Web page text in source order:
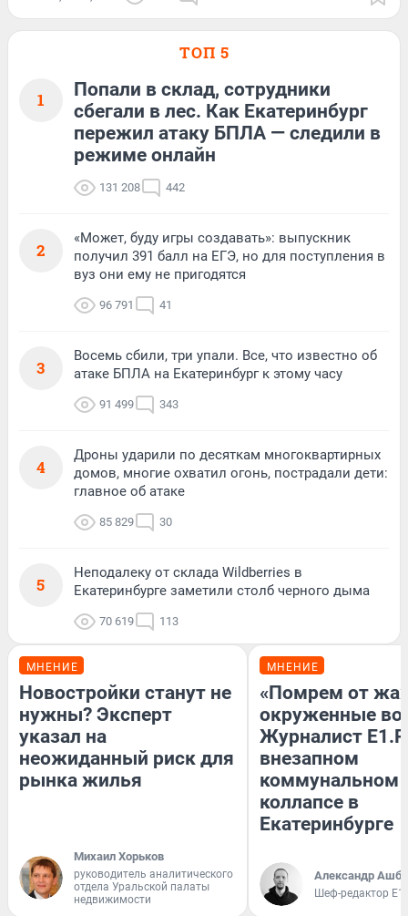
ТОП 5
1
Попали в склад, сотрудники
сбегали в лес. Как Екатеринбург
пережил атаку БПЛА — следили в
режиме онлайн
131 208 442
2
«Может, буду игры создавать»: выпускник
получил 391 балл на ЕГЭ, но для поступления в
вуз они ему не пригодятся
96 791 41
3
Восемь сбили, три упали. Все, что известно об
атаке БПЛА на Екатеринбург к этому часу
91 499 343
4
Дроны ударили по десяткам многоквартирных
домов, многие охватил огонь, пострадали дети:
главное об атаке
85 829 30
5
Неподалеку от склада Wildberries в
Екатеринбурге заметили столб черного дыма
70 619 113
МНЕНИЕ
Новостройки станут не
нужны? Эксперт
указал на
неожиданный риск для
рынка жилья
Михаил Хорьков
руководитель аналитического
отдела Уральской палаты
недвижимости
МНЕНИЕ
«Помрем от
окруженные
Журналист
внезапном
коммунальном
коллапсе в
Екатеринбурге
Александр
Шеф-редактор